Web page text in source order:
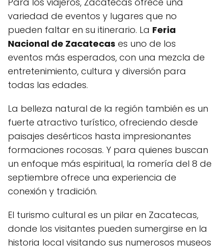
variedad de eventos y lugares que no
pueden faltar en su itinerario. La Feria
Nacional de Zacatecas es uno de los
eventos más esperados, con una mezcla de
entretenimiento, cultura y diversión para
todas las edades.
La belleza natural de la región también es un
fuerte atractivo turístico, ofreciendo desde
paisajes desérticos hasta impresionantes
formaciones rocosas. Y para quienes buscan
un enfoque más espiritual, la romería del 8 de
septiembre ofrece una experiencia de
conexión y tradición.
El turismo cultural es un pilar en Zacatecas,
donde los visitantes pueden sumergirse en la
historia local visitando sus numerosos museos